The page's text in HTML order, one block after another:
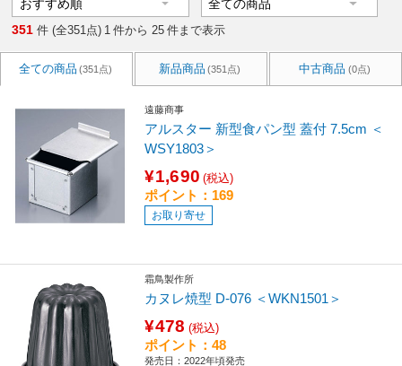
351 件 (全351点) 1 件から 25 件まで表示
全ての商品 (351点) 新品商品 (351点) 中古商品 (0点)
遠藤商事
アルスター 新型食パン型 蓋付 7.5cm ＜
WSY1803＞
¥1,690 (税込)
ポイント：169
お取り寄せ
霜鳥製作所
カヌレ焼型 D-076 ＜WKN1501＞
¥478 (税込)
ポイント：48
発売日：2022年頃発売